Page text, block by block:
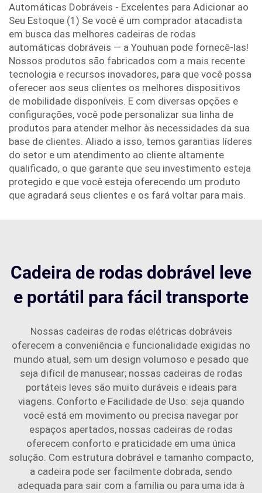
Automáticas Dobráveis - Excelentes para Adicionar ao
Seu Estoque (1) Se você é um comprador atacadista
em busca das melhores cadeiras de rodas
automáticas dobráveis — a Youhuan pode fornecê-las!
Nossos produtos são fabricados com a mais recente
tecnologia e recursos inovadores, para que você possa
oferecer aos seus clientes os melhores dispositivos
de mobilidade disponíveis. E com diversas opções e
configurações, você pode personalizar sua linha de
produtos para atender melhor às necessidades da sua
base de clientes. Aliado a isso, temos garantias líderes
do setor e um atendimento ao cliente altamente
qualificado, o que garante que seu investimento esteja
protegido e que você esteja oferecendo um produto
que agradará seus clientes e os fará voltar para mais.
Cadeira de rodas dobrável leve
e portátil para fácil transporte
Nossas cadeiras de rodas elétricas dobráveis
oferecem a conveniência e funcionalidade exigidas no
mundo atual, sem um design volumoso e pesado que
seja difícil de manusear; nossas cadeiras de rodas
portáteis leves são muito duráveis e ideais para
viagens. Conforto e Facilidade de Uso: seja quando
você está em movimento ou precisa navegar por
espaços apertados, nossas cadeiras de rodas
oferecem conforto e praticidade em uma única
solução. Com estrutura dobrável e tamanho compacto,
a cadeira pode ser facilmente dobrada, sendo
adequada para sair com a família ou para uma ida à